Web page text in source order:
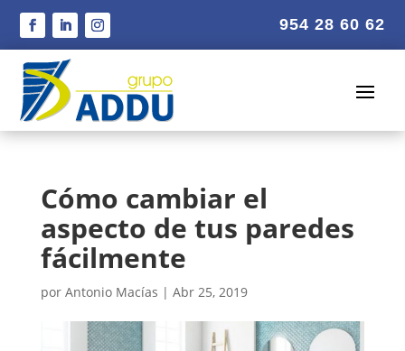
954 28 60 62
Cómo cambiar el
aspecto de tus paredes
fácilmente
por Antonio Macías | Abr 25, 2019